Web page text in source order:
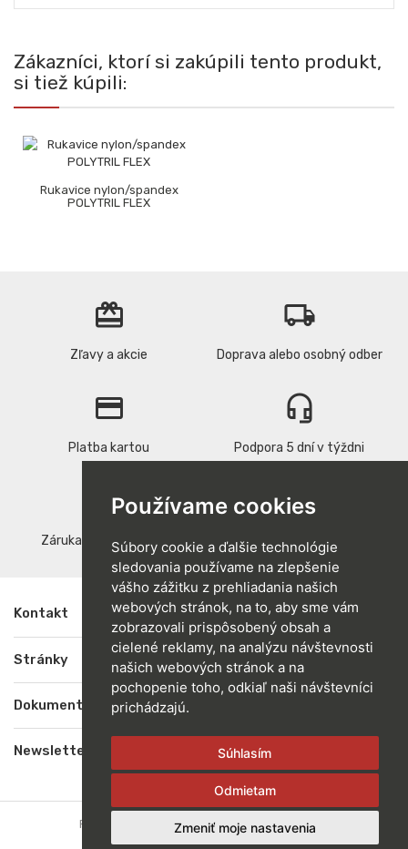
Používame cookies
Súbory cookie a ďalšie technológie
sledovania používame na zlepšenie
vášho zážitku z prehliadania našich
webových stránok, na to, aby sme vám
zobrazovali prispôsobený obsah a
cielené reklamy, na analýzu návštevnosti
našich webových stránok a na
pochopenie toho, odkiaľ naši návštevníci
prichádzajú.
Súhlasím
Odmietam
Zmeniť moje nastavenia
Zákazníci, ktorí si zakúpili tento produkt,
si tiež kúpili:
Rukavice nylon/spandex
POLYTRIL FLEX
card_giftcard
Zľavy a akcie
local_shipping
Doprava alebo osobný odber
credit_card
Platba kartou
headset_mic
Podpora 5 dní v týždni
replay
Záruka vrátenia peňazí
verified
Kvalitné produkty
Kontakt
Stránky
Dokumenty
Newsletter
RG Slovensko | Ochranné pracovné pomôcky